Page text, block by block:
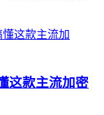
这款主流加密